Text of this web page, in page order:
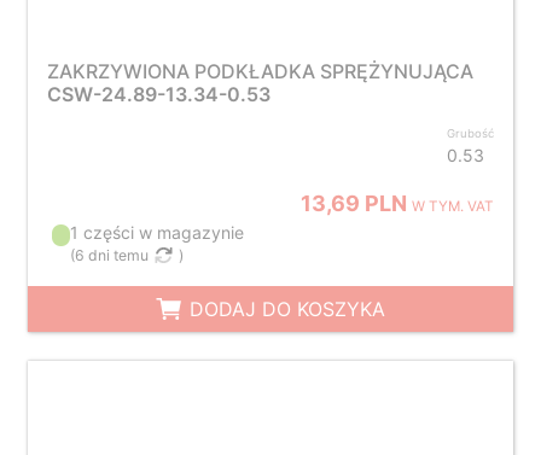
ZAKRZYWIONA PODKŁADKA SPRĘŻYNUJĄCA
CSW-24.89-13.34-0.53
Grubość
0.53
13,69 PLNW TYM. VAT
1 części w magazynie
(6 dni temu )
DODAJ DO KOSZYKA